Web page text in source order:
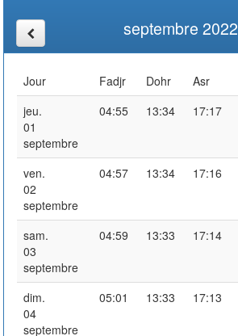
septembre 2022
Jour Fadjr Dohr Asr
jeu.
01
septembre
04:55 13:34 17:17
ven.
02
septembre
04:57 13:34 17:16
sam.
03
septembre
04:59 13:33 17:14
dim.
04
septembre
05:01 13:33 17:13